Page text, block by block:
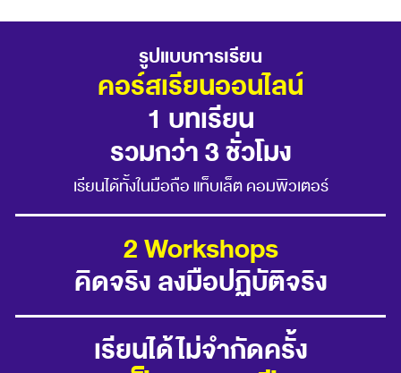
รูปแบบการเรียน
คอร์สเรียนออนไลน์
1 บทเรียน
รวมกว่า 3 ชั่วโมง
เรียนได้ทั้งในมือถือ แท็บเล็ต คอมพิวเตอร์
2 Workshops
คิดจริง ลงมือปฏิบัติจริง
เรียนได้ไม่จำกัดครั้ง